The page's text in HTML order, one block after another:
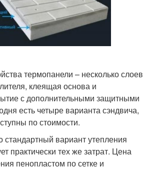
термопанели – несколько слоев
клеящая основа и
с дополнительными защитными
есть четыре варианта сэндвича,
по стоимости.
стандартный вариант утепления
практически тех же затрат. Цена
пенопластом по сетке и